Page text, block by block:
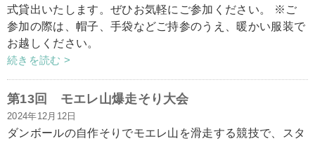
式貸出いたします。ぜひお気軽にご参加ください。 ※ご
参加の際は、帽子、手袋などご持参のうえ、暖かい服装で
お越しください。
続きを読む >
第13回 モエレ山爆走そり大会
2024年12月12日
ダンボールの自作そりでモエレ山を滑走する競技で、スタ